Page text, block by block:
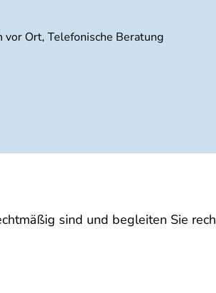
vor Ort, Telefonische Beratung
sind und begleiten Sie